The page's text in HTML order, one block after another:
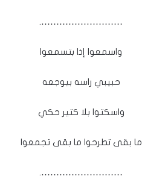
……………………….
واسمعوا إذا بتسمعوا
حبيبي راسه بيوجعه
واسكتوا بلا كتير حكي
ما بقى تطرحوا ما بقى تجمعوا
……………………….